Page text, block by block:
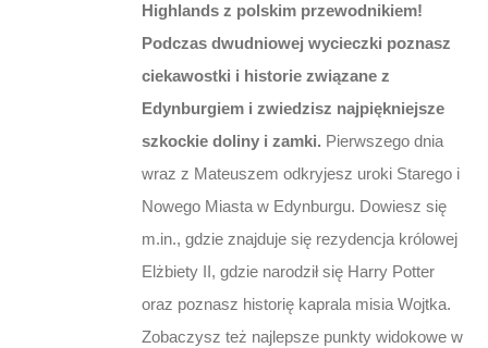
Highlands z polskim przewodnikiem!
Podczas dwudniowej wycieczki poznasz
ciekawostki i historie związane z
Edynburgiem i zwiedzisz najpiękniejsze
szkockie doliny i zamki. Pierwszego dnia
wraz z Mateuszem odkryjesz uroki Starego i
Nowego Miasta w Edynburgu. Dowiesz się
m.in., gdzie znajduje się rezydencja królowej
Elżbiety II, gdzie narodził się Harry Potter
oraz poznasz historię kaprala misia Wojtka.
Zobaczysz też najlepsze punkty widokowe w